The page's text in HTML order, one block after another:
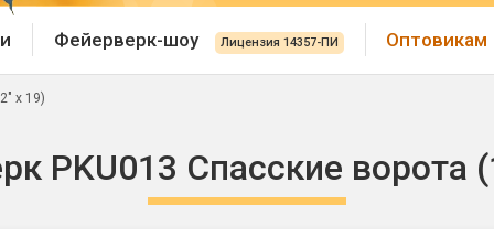
Хлопушки и
Фейерверк-шоу Лицензия 14357-ПИ Оптовикам
х 19)
PKU013 Спасские ворота